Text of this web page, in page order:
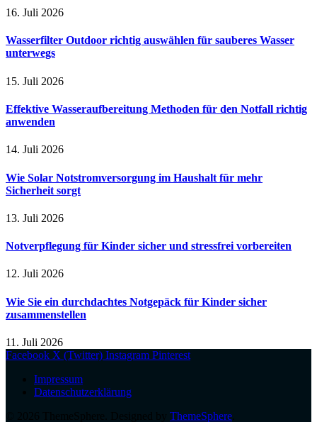
16. Juli 2026
Wasserfilter Outdoor richtig auswählen für sauberes Wasser
unterwegs
15. Juli 2026
Effektive Wasseraufbereitung Methoden für den Notfall richtig
anwenden
14. Juli 2026
Wie Solar Notstromversorgung im Haushalt für mehr
Sicherheit sorgt
13. Juli 2026
Notverpflegung für Kinder sicher und stressfrei vorbereiten
12. Juli 2026
Wie Sie ein durchdachtes Notgepäck für Kinder sicher
zusammenstellen
11. Juli 2026
Facebook X (Twitter) Instagram Pinterest
Impressum
Datenschutzerklärung
ThemeSphere